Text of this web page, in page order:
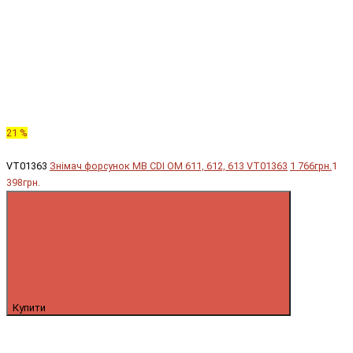
21 %
VT01363 Знімач форсунок MB CDI OM 611, 612, 613 VT01363 1 766грн.1
398грн.
Купити